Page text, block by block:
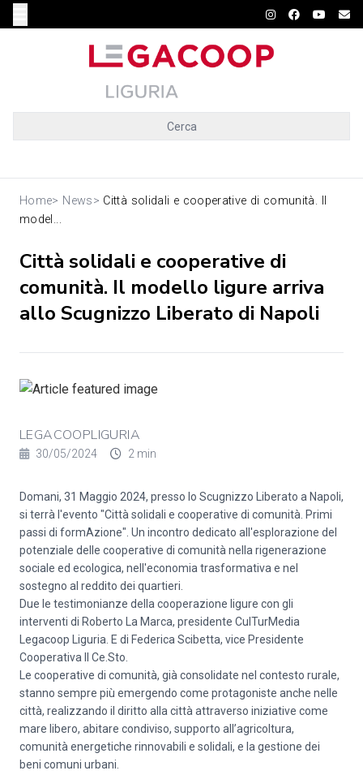
Cerca
Home> News> Città solidali e cooperative di comunità. Il
model...
Città solidali e cooperative di
comunità. Il modello ligure arriva
allo Scugnizzo Liberato di Napoli
LEGACOOPLIGURIA
30/05/2024 2 min
Domani, 31 Maggio 2024, presso lo Scugnizzo Liberato a Napoli,
si terrà l'evento "Città solidali e cooperative di comunità. Primi
passi di formAzione". Un incontro dedicato all'esplorazione del
potenziale delle cooperative di comunità nella rigenerazione
sociale ed ecologica, nell'economia trasformativa e nel
sostegno al reddito dei quartieri.
Due le testimonianze della cooperazione ligure con gli
interventi di Roberto La Marca, presidente CulTurMedia
Legacoop Liguria. E di Federica Scibetta, vice Presidente
Cooperativa Il Ce.Sto.
Le cooperative di comunità, già consolidate nel contesto rurale,
stanno sempre più emergendo come protagoniste anche nelle
città, realizzando il diritto alla città attraverso iniziative come
mare libero, abitare condiviso, supporto all’agricoltura,
comunità energetiche rinnovabili e solidali, e la gestione dei
beni comuni urbani.